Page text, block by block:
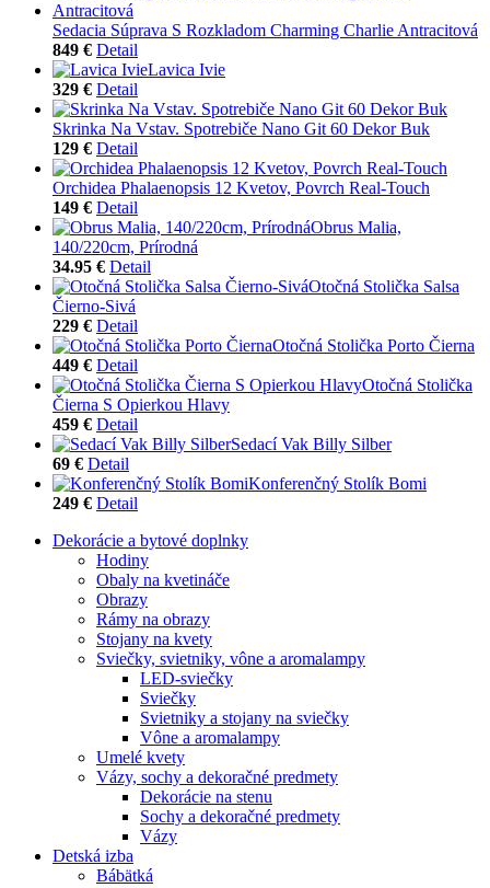
Sedacia Súprava S Rozkladom Charming Charlie Antracitová
849 € Detail
Lavica Ivie
329 € Detail
Skrinka Na Vstav. Spotrebiče Nano Git 60 Dekor Buk
129 € Detail
Orchidea Phalaenopsis 12 Kvetov, Povrch Real-Touch
149 € Detail
Obrus Malia,
140/220cm, Prírodná
34.95 € Detail
Otočná Stolička Salsa
Čierno-Sivá
229 € Detail
Otočná Stolička Porto Čierna
449 € Detail
Otočná Stolička
Čierna S Opierkou Hlavy
459 € Detail
Sedací Vak Billy Silber
69 € Detail
Konferenčný Stolík Bomi
249 € Detail
Dekorácie a bytové doplnky
Hodiny
Obaly na kvetináče
Obrazy
Rámy na obrazy
Stojany na kvety
Sviečky, svietniky, vône a aromalampy
LED-sviečky
Sviečky
Svietniky a stojany na sviečky
Vône a aromalampy
Umelé kvety
Vázy, sochy a dekoračné predmety
Dekorácie na stenu
Sochy a dekoračné predmety
Vázy
Detská izba
Bábätká